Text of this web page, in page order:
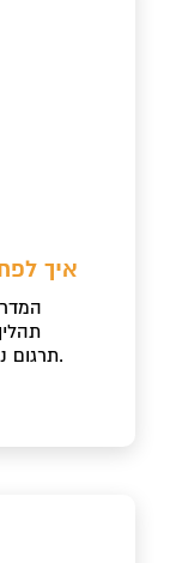
איך
תרגום נוטריוני וחיבור כרטיס אשראי בינלאומי.